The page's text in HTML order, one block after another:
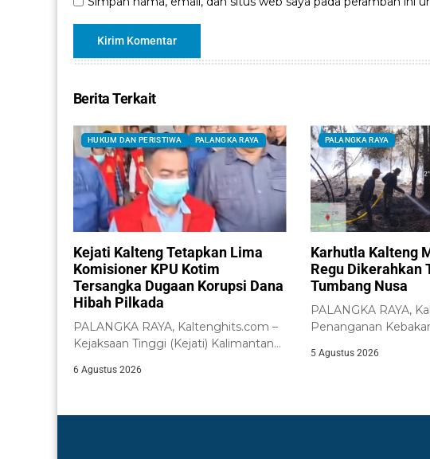
Berita Terkait
HUKUM DAN PERISTIWA PALANGKA RAYA
Kejati Kalteng Tetapkan Lima
Komisioner KPU Kotim
Tersangka Dugaan Korupsi Dana
Hibah Pilkada
PALANGKA RAYA, Kaltenghits.com –
Kejaksaan Tinggi (Kejati) Kalimantan
komisioner...
6 Agustus 2026
PALANGKA RAYA
Karhutla Kalteng
Regu Dikerahkan
Tumbang Nusa
PALANGKA RAYA,
Penanganan
5 Agustus 2026